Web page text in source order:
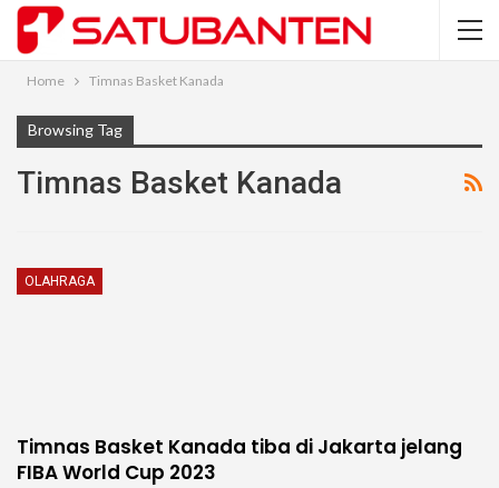
Home Timnas Basket Kanada
Browsing Tag
Timnas Basket Kanada
OLAHRAGA
Timnas Basket Kanada tiba di Jakarta jelang
FIBA World Cup 2023